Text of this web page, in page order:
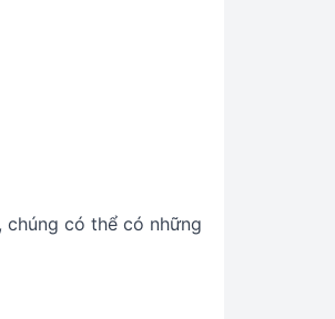
có thể có những